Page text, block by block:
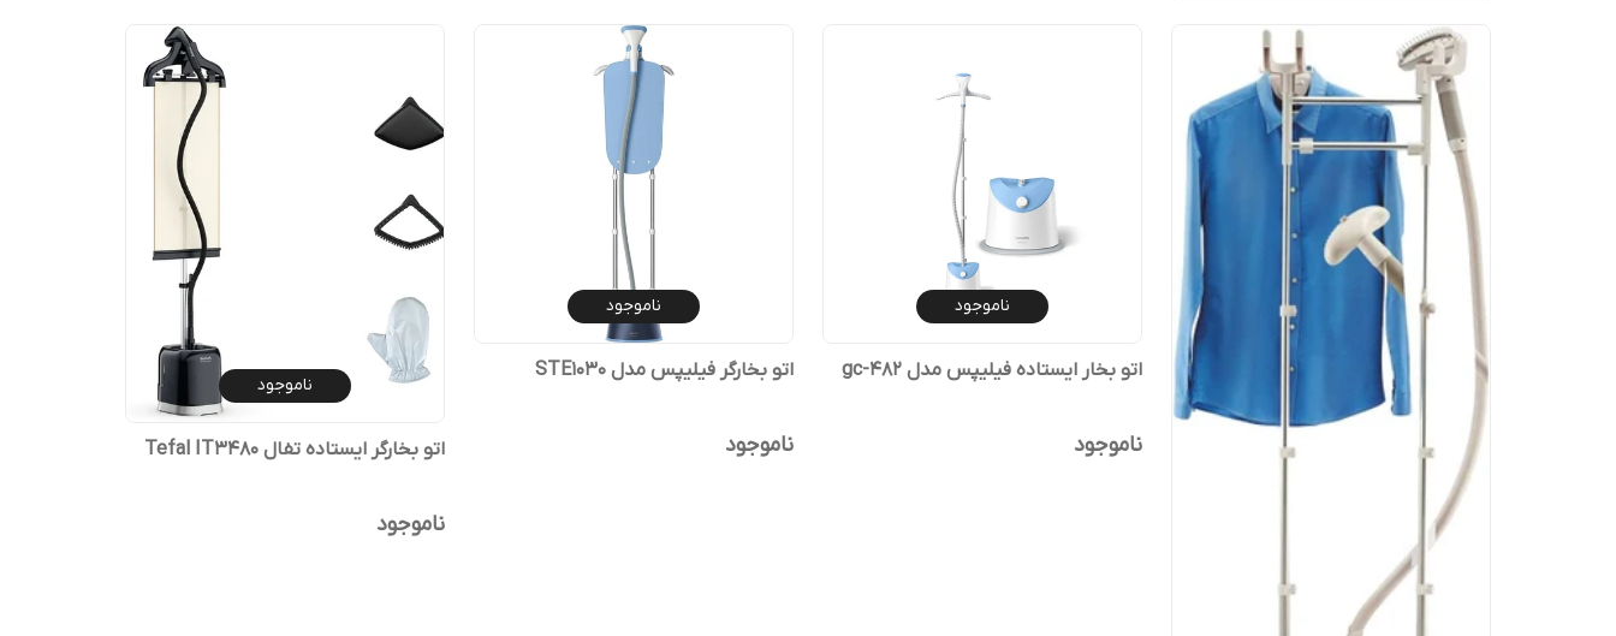
ناموجود
اتو بخار ایستاده فیلیپس مدل gc-482
ناموجود
ناموجود
اتو بخارگر فیلیپس مدل STE1030
ناموجود
ناموجود
اتو بخارگر ایستاده تفال Tefal IT3480
ناموجود